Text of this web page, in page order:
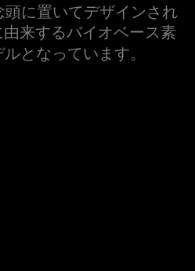
に置いてデザインされ
来するバイオベース素
となっています。